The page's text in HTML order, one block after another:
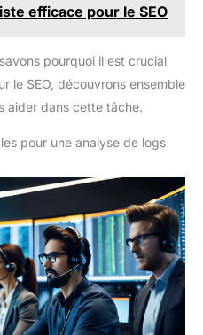
efficace pour le SEO
pourquoi il est crucial
le SEO, découvrons ensemble
aider dans cette tâche.
pour une analyse de logs